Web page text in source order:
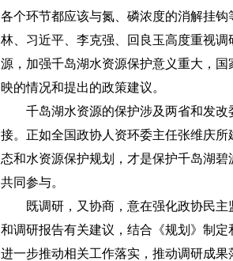
各个环节都应该与氮、磷浓度的消解挂
林、习近平、李克强、回良玉高度重视
源，加强千岛湖水资源保护意义重大，
映的情况和提出的政策建议。
千岛湖水资源的保护涉及两省和发
接。正如全国政协人资环委主任张维庆
态和水资源保护规划，才是保护千岛湖
共同参与。
既调研，又协商，意在强化政协民
和调研报告有关建议，结合《规划》制定
进一步推动相关工作落实，推动调研成